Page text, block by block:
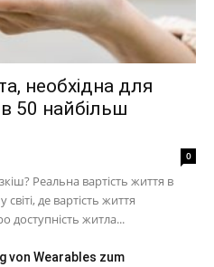
необхідна для
50 найбільш
0
Реальна вартість життя в
де вартість життя
доступність житла...
von Wearables zum